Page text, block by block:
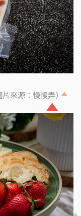
來源：慢慢弄）